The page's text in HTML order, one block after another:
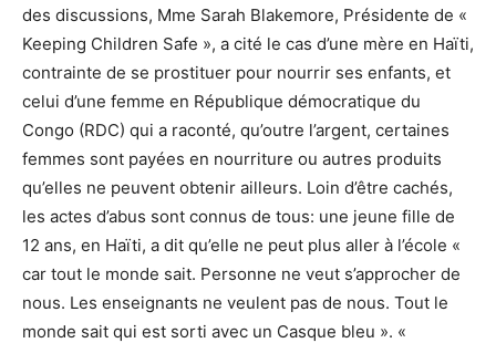
des discussions, Mme Sarah Blakemore, Présidente de «
Keeping Children Safe », a cité le cas d’une mère en Haïti,
contrainte de se prostituer pour nourrir ses enfants, et
celui d’une femme en République démocratique du
Congo (RDC) qui a raconté, qu’outre l’argent, certaines
femmes sont payées en nourriture ou autres produits
qu’elles ne peuvent obtenir ailleurs. Loin d’être cachés,
les actes d’abus sont connus de tous: une jeune fille de
12 ans, en Haïti, a dit qu’elle ne peut plus aller à l’école «
car tout le monde sait. Personne ne veut s’approcher de
nous. Les enseignants ne veulent pas de nous. Tout le
monde sait qui est sorti avec un Casque bleu ». «